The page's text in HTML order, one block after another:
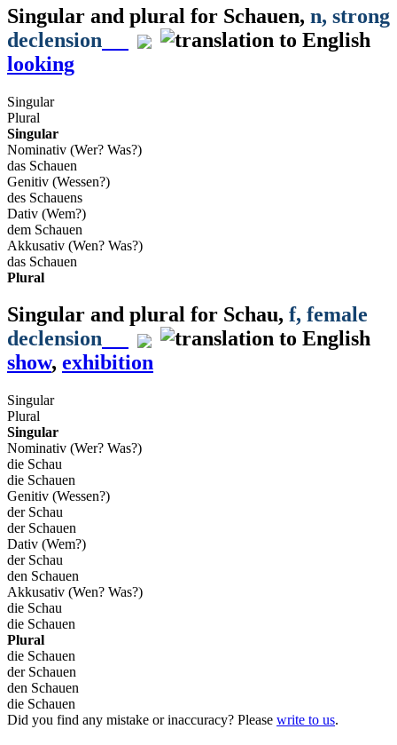
Singular and plural for Schauen, n, strong
declension
looking
Singular
Plural
Singular
Nominativ (Wer? Was?)
das Schauen
Genitiv (Wessen?)
des Schauens
Dativ (Wem?)
dem Schauen
Akkusativ (Wen? Was?)
das Schauen
Plural
Singular and plural for Schau, f, female
declension
show, exhibition
Singular
Plural
Singular
Nominativ (Wer? Was?)
die Schau
die Schauen
Genitiv (Wessen?)
der Schau
der Schauen
Dativ (Wem?)
der Schau
den Schauen
Akkusativ (Wen? Was?)
die Schau
die Schauen
Plural
die Schauen
der Schauen
den Schauen
die Schauen
Did you find any mistake or inaccuracy? Please write to us.